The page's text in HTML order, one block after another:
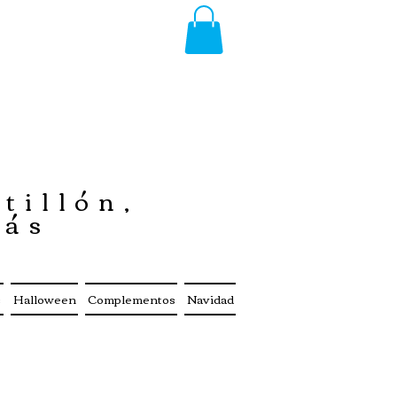
Halloween Complementos Navidad